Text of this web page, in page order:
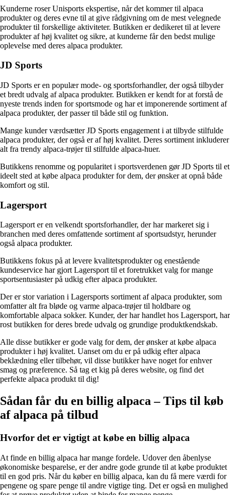
Kunderne roser Unisports ekspertise, når det kommer til alpaca
produkter og deres evne til at give rådgivning om de mest velegnede
produkter til forskellige aktiviteter. Butikken er dedikeret til at levere
produkter af høj kvalitet og sikre, at kunderne får den bedst mulige
oplevelse med deres alpaca produkter.
JD Sports
JD Sports er en populær mode- og sportsforhandler, der også tilbyder
et bredt udvalg af alpaca produkter. Butikken er kendt for at forstå de
nyeste trends inden for sportsmode og har et imponerende sortiment af
alpaca produkter, der passer til både stil og funktion.
Mange kunder værdsætter JD Sports engagement i at tilbyde stilfulde
alpaca produkter, der også er af høj kvalitet. Deres sortiment inkluderer
alt fra trendy alpaca-trøjer til stilfulde alpaca-huer.
Butikkens renomme og popularitet i sportsverdenen gør JD Sports til et
ideelt sted at købe alpaca produkter for dem, der ønsker at opnå både
komfort og stil.
Lagersport
Lagersport er en velkendt sportsforhandler, der har markeret sig i
branchen med deres omfattende sortiment af sportsudstyr, herunder
også alpaca produkter.
Butikkens fokus på at levere kvalitetsprodukter og enestående
kundeservice har gjort Lagersport til et foretrukket valg for mange
sportsentusiaster på udkig efter alpaca produkter.
Der er stor variation i Lagersports sortiment af alpaca produkter, som
omfatter alt fra bløde og varme alpaca-trøjer til holdbare og
komfortable alpaca sokker. Kunder, der har handlet hos Lagersport, har
rost butikken for deres brede udvalg og grundige produktkendskab.
Alle disse butikker er gode valg for dem, der ønsker at købe alpaca
produkter i høj kvalitet. Uanset om du er på udkig efter alpaca
beklædning eller tilbehør, vil disse butikker have noget for enhver
smag og præference. Så tag et kig på deres website, og find det
perfekte alpaca produkt til dig!
Sådan får du en billig alpaca – Tips til køb
af alpaca på tilbud
Hvorfor det er vigtigt at købe en billig alpaca
At finde en billig alpaca har mange fordele. Udover den åbenlyse
økonomiske besparelse, er der andre gode grunde til at købe produktet
til en god pris. Når du køber en billig alpaca, kan du få mere værdi for
pengene og spare penge til andre vigtige ting. Det er også en mulighed